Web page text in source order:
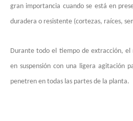
gran importancia cuando se está en
duradera o resistente (cortezas, raíces,
Durante todo el tiempo de extracción,
en suspensión con una ligera agitación
penetren en todas las partes de la planta.